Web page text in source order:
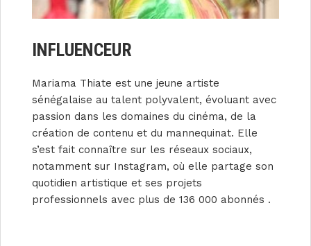
INFLUENCEUR
Mariama Thiate est une jeune artiste
sénégalaise au talent polyvalent, évoluant avec
passion dans les domaines du cinéma, de la
création de contenu et du mannequinat. Elle
s’est fait connaître sur les réseaux sociaux,
notamment sur Instagram, où elle partage son
quotidien artistique et ses projets
professionnels avec plus de 136 000 abonnés .